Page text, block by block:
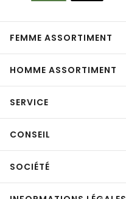
FEMME ASSORTIMENT
HOMME ASSORTIMENT
SERVICE
CONSEIL
SOCIÉTÉ